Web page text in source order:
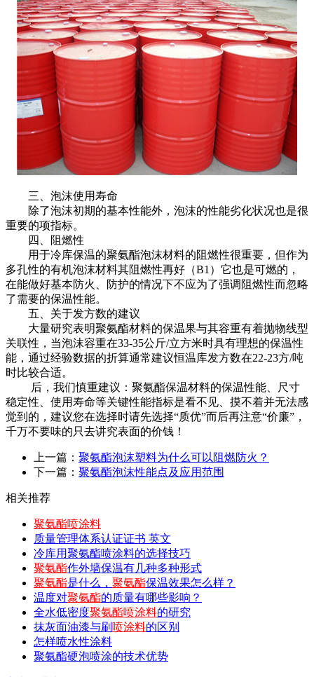
三、泡沫使用寿命
除了泡沫初期的基本性能外，泡沫的性能劣化状况也是很
重要的项指标。
四、阻燃性
用于冷库保温的聚氨酯泡沫材料的阻燃性很重要，但作为
多孔性的有机泡沫材料其阻燃性再好（B1）它也是可燃的，
在能做好基本防火、防护的情况下不应为了强调阻燃性而忽略
了需要的保温性能。
五、关于发方数的建议
大量研究表明聚氨酯材料的保温果与其容重有着抛物线型
关联性，当泡沫容重在33-35公斤/立方米时具有理想的保温性
能，通过经验数据的折算通常建议恒温库发方数在22-23方/吨
时比较合适。
后，我们慎重建议：聚氨酯保温材料的保温性能、尺寸
稳定性、使用寿命等关键性能指标是看不见、摸不着并无法感
觉到的，建议您在选择时请先选择“质优”而后再注意“价廉”，
千万不要味的只去讲究表面的价钱！
上一篇： 聚氨酯泡沫塑料为什么可以阻燃防火？
下一篇： 聚氨酯泡沫性能点及应用范围
相关推荐
聚氨酯喷涂料
质量管理体系认证证书 英文
冷库用聚氨酯喷涂料的选择技巧
聚氨酯作外墙保温有几种多种形式
聚氨酯是什么， 聚氨酯保温效果怎么样？
温度对聚氨酯的质量有哪些影响？
全水低密度聚氨酯喷涂料的研究
抹灰面油漆与刷 喷涂料的区别
怎样喷水性涂料
聚氨酯硬泡喷涂的技术优势